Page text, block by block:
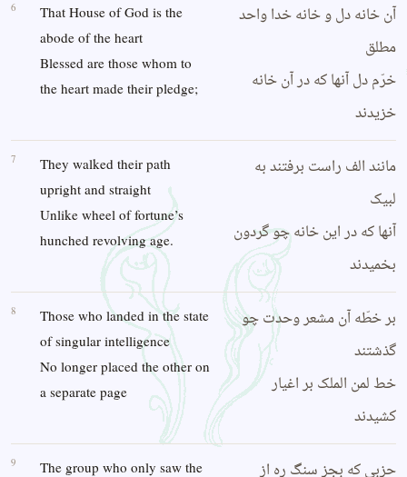
6
That House of God is the
abode of the heart
Blessed are those whom to
the heart made their pledge;
آن خانه دل و خانه خدا واحد
مطلق
خرّم دل آنها که در آن خانه
خزیدند
7
They walked their path
upright and straight
Unlike wheel of fortune’s
hunched revolving age.
مانند الف راست برفتند به
لبیک
آنها که در این خانه چو گردون
بخمیدند
8
Those who landed in the state
of singular intelligence
No longer placed the other on
a separate page
بر خطّه آن مشعر وحدت چو
گذشتند
خط لمن الملک بر اغیار
کشیدند
9 The group who only saw the حزبی که بجز سنگ ره از